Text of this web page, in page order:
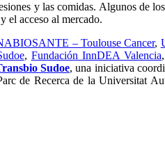
y las comidas. Algunos de
el acceso al mercado.
– Toulouse Cancer,
, Fundación InnDEA Valencia,
Sudoe, una iniciativa
de Recerca de la Universitat